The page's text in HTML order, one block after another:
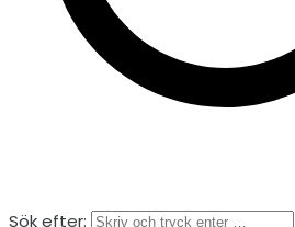
Sök efter: